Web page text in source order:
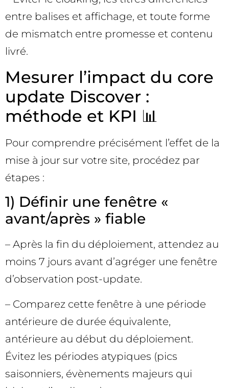
entre balises et affichage, et toute forme
de mismatch entre promesse et contenu
livré.
Mesurer l’impact du core
update Discover :
méthode et KPI 📊
Pour comprendre précisément l’effet de la
mise à jour sur votre site, procédez par
étapes :
1) Définir une fenêtre «
avant/après » fiable
– Après la fin du déploiement, attendez au
moins 7 jours avant d’agréger une fenêtre
d’observation post-update.
– Comparez cette fenêtre à une période
antérieure de durée équivalente,
antérieure au début du déploiement.
Évitez les périodes atypiques (pics
saisonniers, évènements majeurs qui